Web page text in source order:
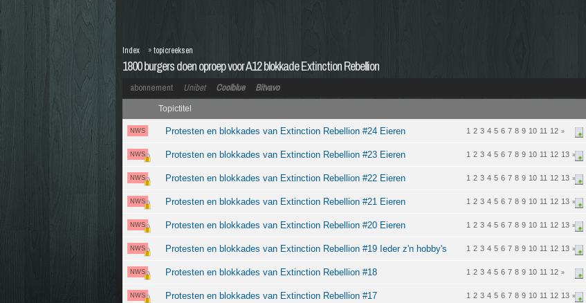
1800 burgers doen oproep voor A12 blokkade Extinction Rebellion
Index »topicreeksen
abonnement Unibet Coolblue Bitvavo
Topictitel
NWS Protesten en blokkades van Extinction Rebellion #24 Eieren 1 2 3 4 5 6 7 8 9 10 11 12 »
NWS Protesten en blokkades van Extinction Rebellion #23 Eieren 1 2 3 4 5 6 7 8 9 10 11 12 13 »
NWS Protesten en blokkades van Extinction Rebellion #22 Eieren 1 2 3 4 5 6 7 8 9 10 11 12 13 »
NWS Protesten en blokkades van Extinction Rebellion #21 Eieren 1 2 3 4 5 6 7 8 9 10 11 12 13 »
NWS Protesten en blokkades van Extinction Rebellion #20 Eieren 1 2 3 4 5 6 7 8 9 10 11 12 13 »
NWS Protesten en blokkades van Extinction Rebellion #19 Ieder z'n hobby's 1 2 3 4 5 6 7 8 9 10 11 12 13 »
NWS Protesten en blokkades van Extinction Rebellion #18 1 2 3 4 5 6 7 8 9 10 11 12 »
NWS Protesten en blokkades van Extinction Rebellion #17 1 2 3 4 5 6 7 8 9 10 11 12 13 »